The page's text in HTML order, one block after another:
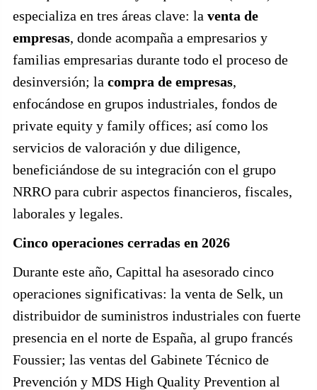
especializa en tres áreas clave: la venta de
empresas, donde acompaña a empresarios y
familias empresarias durante todo el proceso de
desinversión; la compra de empresas,
enfocándose en grupos industriales, fondos de
private equity y family offices; así como los
servicios de valoración y due diligence,
beneficiándose de su integración con el grupo
NRRO para cubrir aspectos financieros, fiscales,
laborales y legales.
Cinco operaciones cerradas en 2026
Durante este año, Capittal ha asesorado cinco
operaciones significativas: la venta de Selk, un
distribuidor de suministros industriales con fuerte
presencia en el norte de España, al grupo francés
Foussier; las ventas del Gabinete Técnico de
Prevención y MDS High Quality Prevention al